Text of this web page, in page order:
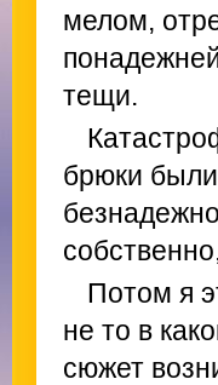
мелом,
тещи.
брюки
Потом я
не то в
сюжет